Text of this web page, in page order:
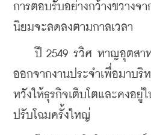
การตอบรับอย่างกว้างขวางจ
นิยมจะลดลงตามกาลเวลา
ปี 2549 รวิศ หาญอุตสาห
ออกจากงานประจำเพื่อมาบริ
หวังให้ธุรกิจเติบโตและคงอยู่
ปรับโฉมครั้งใหญ่